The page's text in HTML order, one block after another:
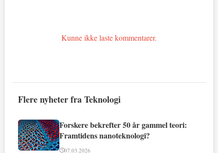
Kunne ikke laste kommentarer.
Flere nyheter fra Teknologi
Forskere bekrefter 50 år gammel teori:
Framtidens nanoteknologi?
07.03.2026